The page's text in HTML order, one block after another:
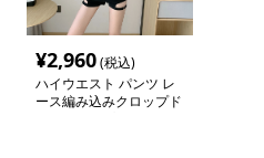
¥2,960(税込)
ハイウエスト パンツ レ
ース編み込みクロップド